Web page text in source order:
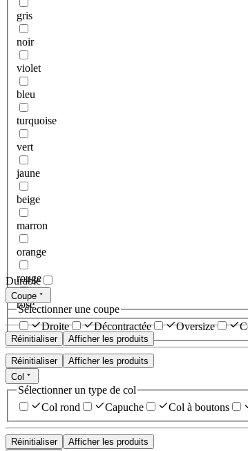
gris
noir
violet
bleu
turquoise
vert
jaune
beige
marron
orange
rouge
rose
Réinitialiser Afficher les produits
Durable
Coupe
Sélectionner une coupe
Droite
Décontractée Oversize
Réinitialiser
Afficher les produits
Col
Sélectionner un type de col
Col rond
Capuche Col à boutons
Réinitialiser
Afficher les produits